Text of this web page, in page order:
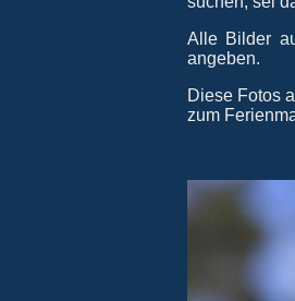
Alle Bilder
angeben.
Diese Fotos
zum